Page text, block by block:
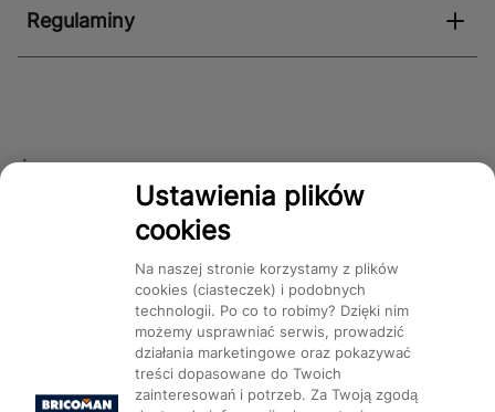
Regulaminy
Śledź nas!
Mapa Strony: Kategorie Produkty Marki CMS
Ustawienia plików
cookies
Na naszej stronie korzystamy z plików
cookies (ciasteczek) i podobnych
technologii. Po co to robimy? Dzięki nim
możemy usprawniać serwis, prowadzić
działania marketingowe oraz pokazywać
treści dopasowane do Twoich
zainteresowań i potrzeb. Za Twoją zgodą